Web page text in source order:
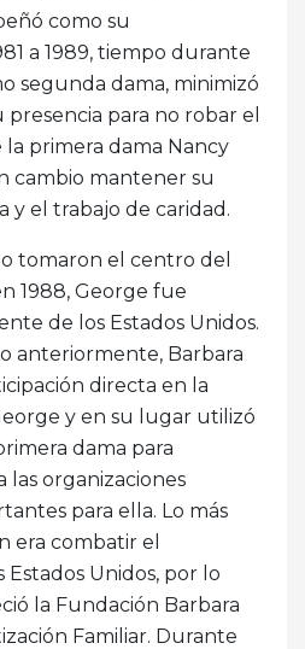
como su
a 1989, tiempo durante
segunda dama, minimizó
para no robar el
primera dama Nancy
cambio mantener su
y el trabajo de caridad.
tomaron el centro del
1988, George fue
de los Estados Unidos.
anteriormente, Barbara
directa en la
y en su lugar utilizó
dama para
las organizaciones
para ella. Lo más
era combatir el
Unidos, por lo
la Fundación Barbara
Familiar. Durante